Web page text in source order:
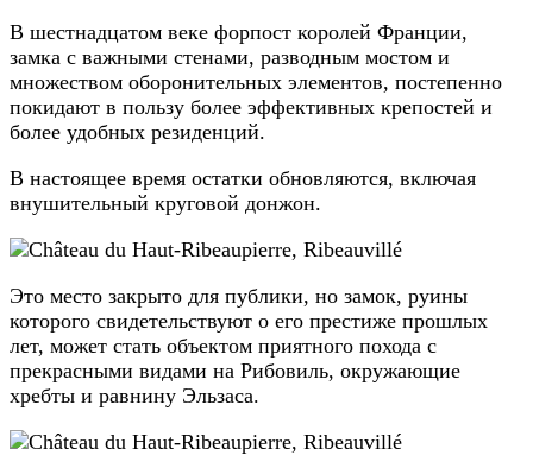
В шестнадцатом веке форпост королей Франции,
замка с важными стенами, разводным мостом и
множеством оборонительных элементов, постепенно
покидают в пользу более эффективных крепостей и
более удобных резиденций.
В настоящее время остатки обновляются, включая
внушительный круговой донжон.
Это место закрыто для публики, но замок, руины
которого свидетельствуют о его престиже прошлых
лет, может стать объектом приятного похода с
прекрасными видами на Рибовиль, окружающие
хребты и равнину Эльзаса.